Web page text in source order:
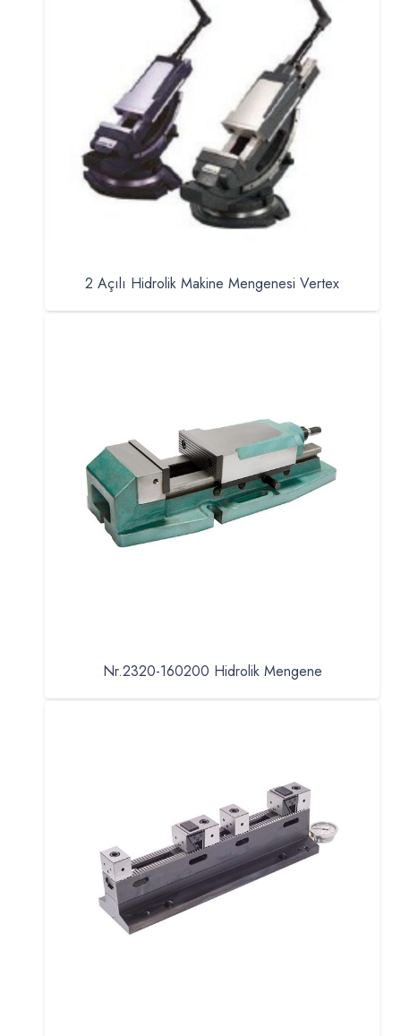
2 Açılı Hidrolik Makine Mengenesi Vertex
Nr.2320-160200 Hidrolik Mengene